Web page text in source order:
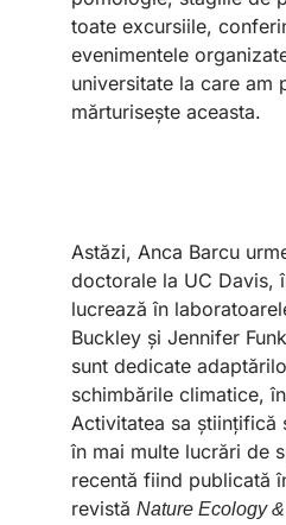
toate excursiile,
evenimentele
universitate la care am
mărturisește aceasta.
Astăzi, Anca Barcu
doctorale la UC Davis,
lucrează în
Buckley și Jennifer
sunt dedicate
schimbările climatice,
Activitatea sa științifică
în mai multe lucrări de
recentă fiind publicată
revistă Nature Ecology